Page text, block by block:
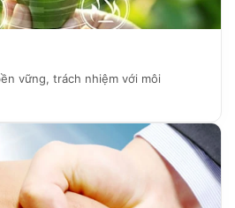
vững, trách nhiệm với môi